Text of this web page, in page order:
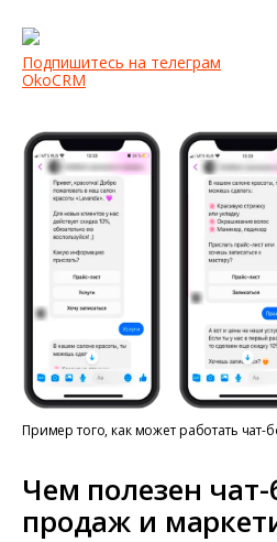
Подпишитесь на телеграм
OkoCRM
Пример того, как может работать чат-
Чем полезен чат-
продаж и